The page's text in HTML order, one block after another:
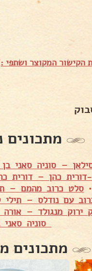
הקישור המקוצר ושתפי
מתכונים
– סוניה סאני
כהן – דורית
• סלט כרוב מהמם –
עם נודלס – תילי
ירוק מנגולד – אורה
סוניה
מתכונים